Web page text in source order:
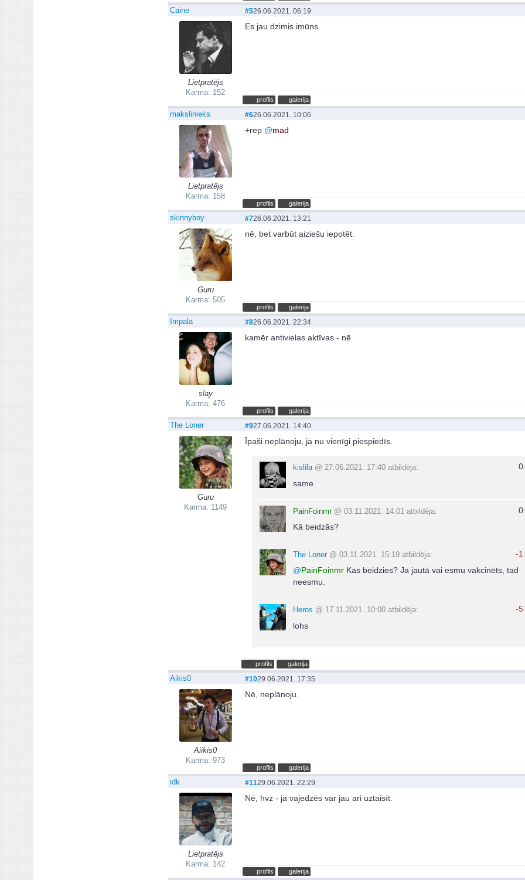
Caine
Lietpratējs
Karma: 152
#526.06.2021. 06:19
Es jau dzimis imūns
profils galerija
makslinieks
Lietpratējs
Karma: 158
#626.06.2021. 10:06
+rep @mad
profils galerija
skinnyboy
Guru
Karma: 505
#726.06.2021. 13:21
nē, bet varbūt aiziešu iepotēt.
profils galerija
Impala
slay
Karma: 476
#826.06.2021. 22:34
kamēr antivielas aktīvas - nē
profils galerija
The Loner
Guru
Karma: 1149
#927.06.2021. 14:40
Īpaši neplānoju, ja nu vienīgi piespiedīs.
0
kislila@ 27.06.2021. 17:40 atbildēja:
same
0
PainFoinmr@ 03.11.2021. 14:01 atbildēja:
Kā beidzās?
-1
The Loner@ 03.11.2021. 15:19 atbildēja:
@PainFoinmr Kas beidzies? Ja jautā vai esmu vakcinēts, tad
neesmu.
-5
Heros @ 17.11.2021. 10:00 atbildēja:
lohs
profils galerija
Aikis0
Aiikis0
Karma: 973
#1029.06.2021. 17:35
Nē, neplānoju.
profils galerija
idk
Lietpratējs
Karma: 142
#1129.06.2021. 22:29
Nē, hvz - ja vajedzēs var jau ari uztaisīt.
profils galerija